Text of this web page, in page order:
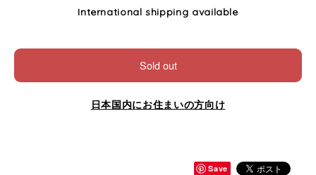
International shipping available
Sold out
日本国内にお住まいの方向け
Save